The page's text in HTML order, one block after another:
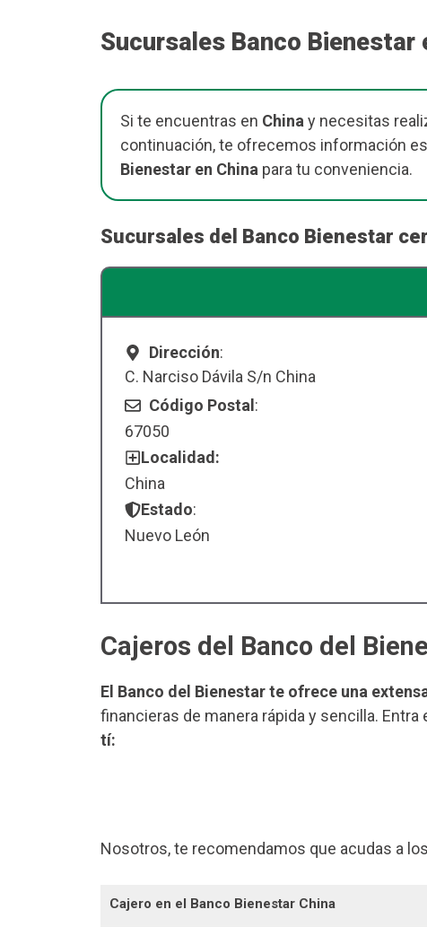
Sucursales Banco Bienestar
Si te encuentras en Chinay necesitas
continuación, te ofrecemos información
Bienestar en China para tu conveniencia.
Sucursales del Banco Bienestar
Dirección:
C. Narciso Dávila S/n China
Código Postal :
67050
Localidad:
China
Estado:
Nuevo León
Cajeros del Banco del
El Banco del Bienestar te ofrece una
financieras de manera rápida y sencilla.
tí:
Nosotros, te recomendamos que acudas a
Cajero en el Banco Bienestar China